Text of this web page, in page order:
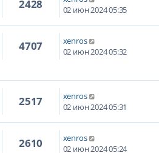
2428
02 июн 2024 05:35
4707
xenros
02 июн 2024 05:32
2517
xenros
02 июн 2024 05:31
2610
xenros
02 июн 2024 05:24